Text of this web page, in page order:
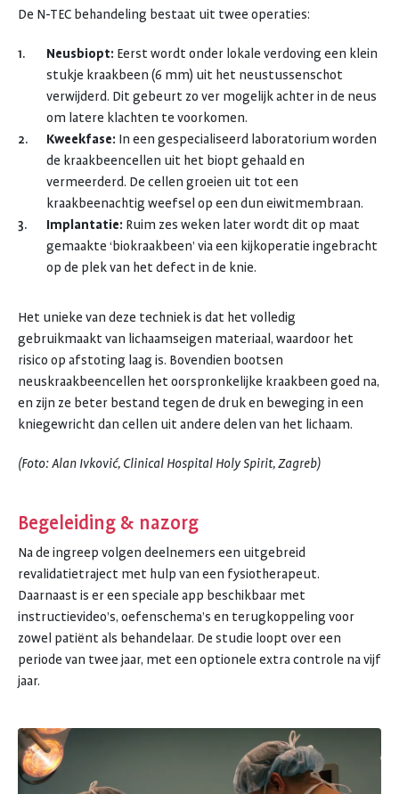
De N-TEC behandeling bestaat uit twee operaties:
Neusbiopt: Eerst wordt onder lokale verdoving een klein
stukje kraakbeen (6 mm) uit het neustussenschot
verwijderd. Dit gebeurt zo ver mogelijk achter in de neus
om latere klachten te voorkomen.
Kweekfase: In een gespecialiseerd laboratorium worden
de kraakbeencellen uit het biopt gehaald en
vermeerderd. De cellen groeien uit tot een
kraakbeenachtig weefsel op een dun eiwitmembraan.
Implantatie: Ruim zes weken later wordt dit op maat
gemaakte ‘biokraakbeen’ via een kijkoperatie ingebracht
op de plek van het defect in de knie.
Het unieke van deze techniek is dat het volledig
gebruikmaakt van lichaamseigen materiaal, waardoor het
risico op afstoting laag is. Bovendien bootsen
neuskraakbeencellen het oorspronkelijke kraakbeen goed na,
en zijn ze beter bestand tegen de druk en beweging in een
kniegewricht dan cellen uit andere delen van het lichaam.
(Foto: Alan Ivković, Clinical Hospital Holy Spirit, Zagreb)
Begeleiding & nazorg
Na de ingreep volgen deelnemers een uitgebreid
revalidatietraject met hulp van een fysiotherapeut.
Daarnaast is er een speciale app beschikbaar met
instructievideo’s, oefenschema’s en terugkoppeling voor
zowel patiënt als behandelaar. De studie loopt over een
periode van twee jaar, met een optionele extra controle na vijf
jaar.